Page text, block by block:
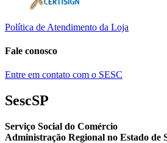
Política de Atendimento da Loja
Fale conosco
Entre em contato com o SESC
SescSP
Serviço Social do Comércio
Administração Regional no Estado de